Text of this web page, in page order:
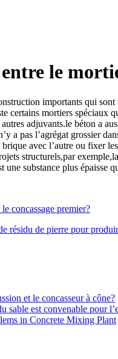
le
importants qui
certains mortiers
adjuvants.le béton a
a pas l’agrégat grossier
avec l’autre ou fixer
structurels,par
substance plus
concassage premier?
résidu de pierre pour
et le concasseur à cône?
sable est convenable pour
in Concrete Mixing Plant